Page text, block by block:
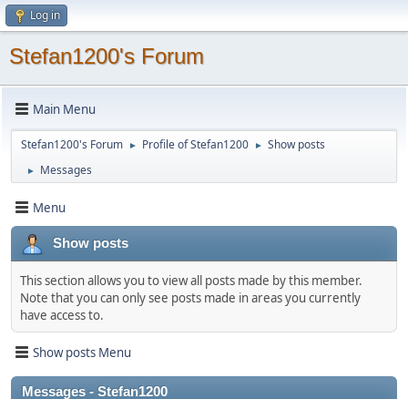
Log in
Stefan1200's Forum
Main Menu
Stefan1200's Forum ► Profile of Stefan1200 ► Show posts
► Messages
Menu
Show posts
This section allows you to view all posts made by this member.
Note that you can only see posts made in areas you currently
have access to.
Show posts Menu
Messages - Stefan1200